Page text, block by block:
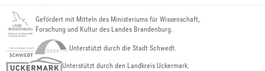
Gefördert mit Mitteln des Ministeriums für Wissenschaft,
Forschung und Kultur des Landes Brandenburg.
Unterstützt durch die Stadt Schwedt.
Unterstützt durch den Landkreis Uckermark.